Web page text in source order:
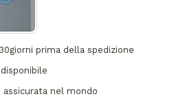
30giorni prima della spedizione
assicurata nel mondo